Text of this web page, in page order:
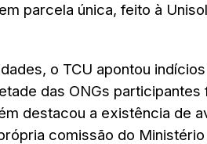
parcela única, feito à
o TCU apontou
das ONGs participantes
destacou a existência de
comissão do Ministério